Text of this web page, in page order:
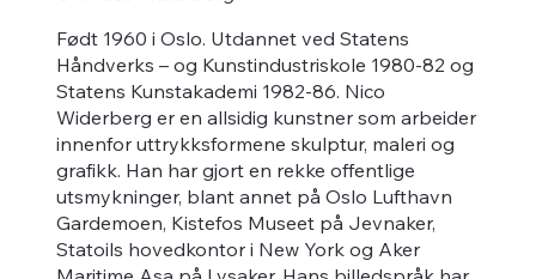
Født 1960 i Oslo. Utdannet ved Statens
Håndverks – og Kunstindustriskole 1980-82 og
Statens Kunstakademi 1982-86. Nico
Widerberg er en allsidig kunstner som arbeider
innenfor uttrykksformene skulptur, maleri og
grafikk. Han har gjort en rekke offentlige
utsmykninger, blant annet på Oslo Lufthavn
Gardemoen, Kistefos Museet på Jevnaker,
Statoils hovedkontor i New York og Aker